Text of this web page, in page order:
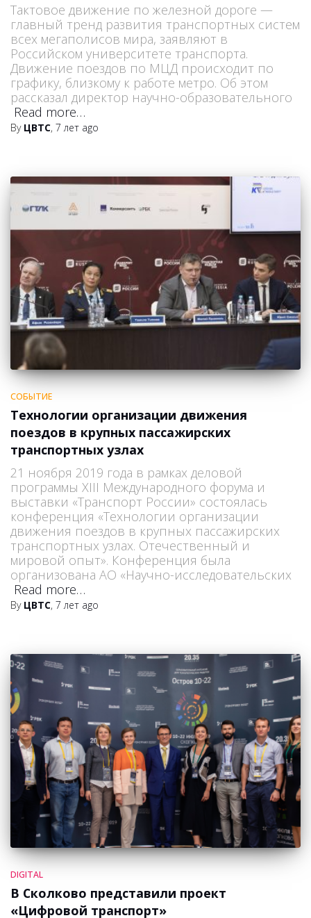
Тактовое движение по железной дороге —
главный тренд развития транспортных систем
всех мегаполисов мира, заявляют в
Российском университете транспорта.
Движение поездов по МЦД происходит по
графику, близкому к работе метро. Об этом
рассказал директор научно-образовательного
Read more…
By ЦВТС, 7 лет ago
СОБЫТИЕ
Технологии организации движения
поездов в крупных пассажирских
транспортных узлах
21 ноября 2019 года в рамках деловой
программы XIII Международного форума и
выставки «Транспорт России» состоялась
конференция «Технологии организации
движения поездов в крупных пассажирских
транспортных узлах. Отечественный и
мировой опыт». Конференция была
организована АО «Научно-исследовательских
Read more…
By ЦВТС, 7 лет ago
DIGITAL
В Сколково представили проект
«Цифровой транспорт»